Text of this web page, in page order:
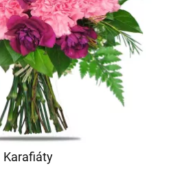
Karafiáty